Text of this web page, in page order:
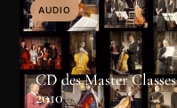
AUDIO
CD des Master Classes
2010